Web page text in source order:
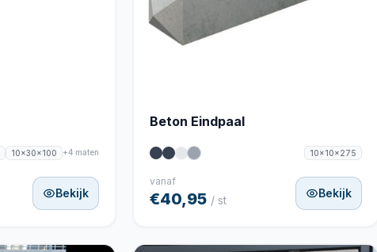
10x30x100 +4 maten
Bekijk
Beton Eindpaal
10x10x275
vanaf
€40,95 / st
Bekijk